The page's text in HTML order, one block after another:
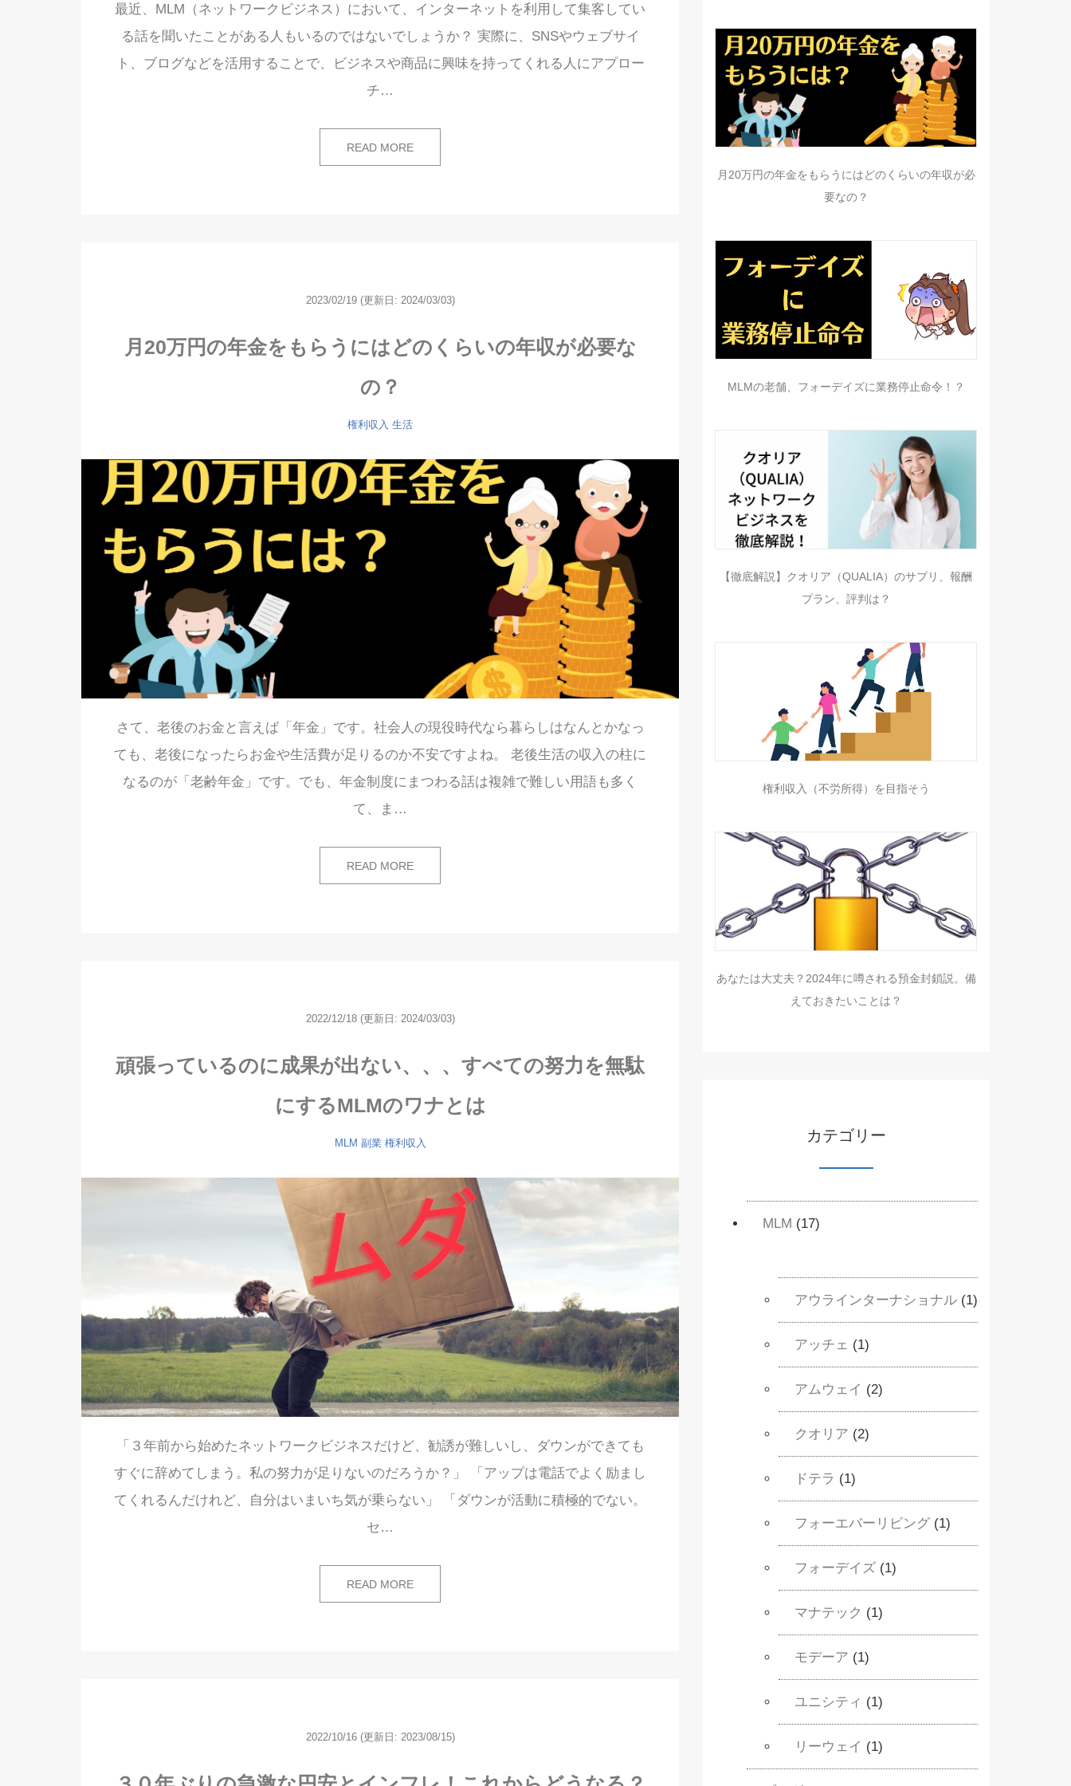
最近、MLM（ネットワークビジネス）において、インターネットを利用して集客してい
る話を聞いたことがある人もいるのではないでしょうか？ 実際に、SNSやウェブサイ
ト、ブログなどを活用することで、ビジネスや商品に興味を持ってくれる人にアプロー
チ…
READ MORE
2023/02/19 (更新日: 2024/03/03)
月20万円の年金をもらうにはどのくらいの年収が必要な
の？
権利収入 生活
さて、老後のお金と言えば「年金」です。社会人の現役時代なら暮らしはなんとかなっ
ても、老後になったらお金や生活費が足りるのか不安ですよね。 老後生活の収入の柱に
なるのが「老齢年金」です。でも、年金制度にまつわる話は複雑で難しい用語も多く
て、ま…
READ MORE
2022/12/18 (更新日: 2024/03/03)
頑張っているのに成果が出ない、、、すべての努力を無駄
にするMLMのワナとは
MLM 副業 権利収入
「３年前から始めたネットワークビジネスだけど、勧誘が難しいし、ダウンができても
すぐに辞めてしまう。私の努力が足りないのだろうか？」 「アップは電話でよく励まし
てくれるんだけれど、自分はいまいち気が乗らない」 「ダウンが活動に積極的でない。
セ…
READ MORE
2022/10/16 (更新日: 2023/08/15)
月20万円の年金をもらうにはどのくらいの年収が必
要なの？
MLMの老舗、フォーデイズに業務停止命令！？
【徹底解説】クオリア（QUALIA）のサプリ、報酬
プラン、評判は？
権利収入（不労所得）を目指そう
あなたは大丈夫？2024年に噂される預金封鎖説。備
えておきたいことは？
カテゴリー
MLM (17)
アウラインターナショナル (1)
アッチェ (1)
アムウェイ (2)
クオリア (2)
ドテラ (1)
フォーエバーリビング (1)
フォーデイズ (1)
マナテック (1)
モデーア (1)
ユニシティ (1)
リーウェイ (1)